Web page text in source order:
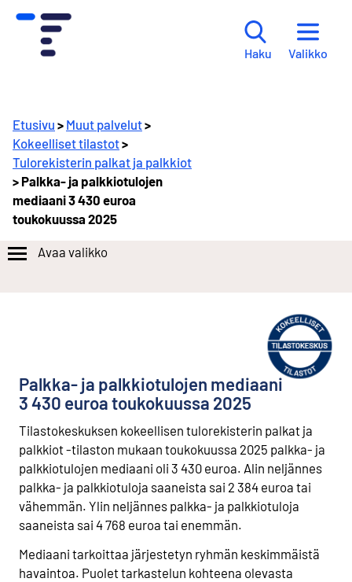
Haku Valikko
Etusivu > Muut palvelut>
Kokeelliset tilastot>
Tulorekisterin palkat ja palkkiot
> Palkka- ja palkkiotulojen
mediaani 3 430 euroa
toukokuussa 2025
Avaa valikko
Palkka- ja palkkiotulojen mediaani
3 430 euroa toukokuussa 2025
Tilastokeskuksen kokeellisen tulorekisterin palkat ja
palkkiot -tilaston mukaan toukokuussa 2025 palkka- ja
palkkiotulojen mediaani oli 3 430 euroa. Alin neljännes
palkka- ja palkkiotuloja saaneista sai 2 384 euroa tai
vähemmän. Ylin neljännes palkka- ja palkkiotuloja
saaneista sai 4 768 euroa tai enemmän.
Mediaani tarkoittaa järjestetyn ryhmän keskimmäistä
havaintoa. Puolet tarkastelun kohteena olevasta